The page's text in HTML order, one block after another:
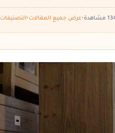
•عرض جميع المقالات•التصنيفات